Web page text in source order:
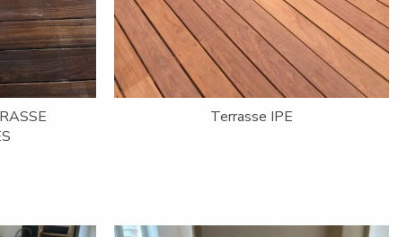
RENOVATION TERRASSE